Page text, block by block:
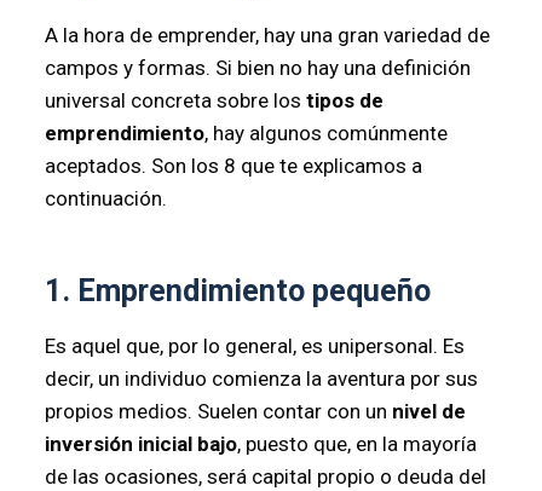
A la hora de emprender, hay una gran variedad de
campos y formas. Si bien no hay una definición
universal concreta sobre los tipos de
emprendimiento, hay algunos comúnmente
aceptados. Son los 8 que te explicamos a
continuación.
1. Emprendimiento pequeño
Es aquel que, por lo general, es unipersonal. Es
decir, un individuo comienza la aventura por sus
propios medios. Suelen contar con un nivel de
inversión inicial bajo, puesto que, en la mayoría
de las ocasiones, será capital propio o deuda del